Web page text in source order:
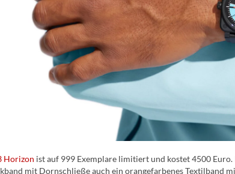
Horizon ist auf 999 Exemplare limitiert und kostet 4500
mit Dornschließe auch ein orangefarbenes Textilband